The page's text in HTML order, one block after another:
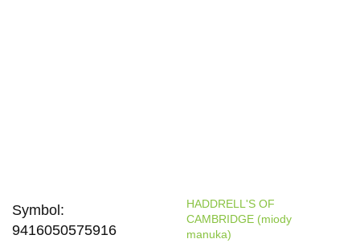
Symbol:
9416050575916
HADDRELL'S OF
CAMBRIDGE (miody
manuka)